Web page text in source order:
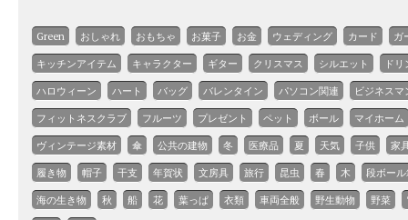
Green おしゃれ おもちゃ お菓子 お金 ウェディング カード ガ
キッチンアイテム キャラクター ギター クリスマス シルエット ド
ハロウィーン ハート バッグ バレンタイン パソコン関連 ビジネスマ
フィットネスクラブ フルーツ プレゼント ペット ボール マイホーム
ヴィンテージ素材 傘 公共の建物 冬 医療品 夏 天気 子供 家
履き物 帽子 干支 年賀状 文房具 旅行 昆虫 春 木 段ボー
海の生き物 秋 船 花 葉っぱ 衣類 車両全般 野生動物 野菜